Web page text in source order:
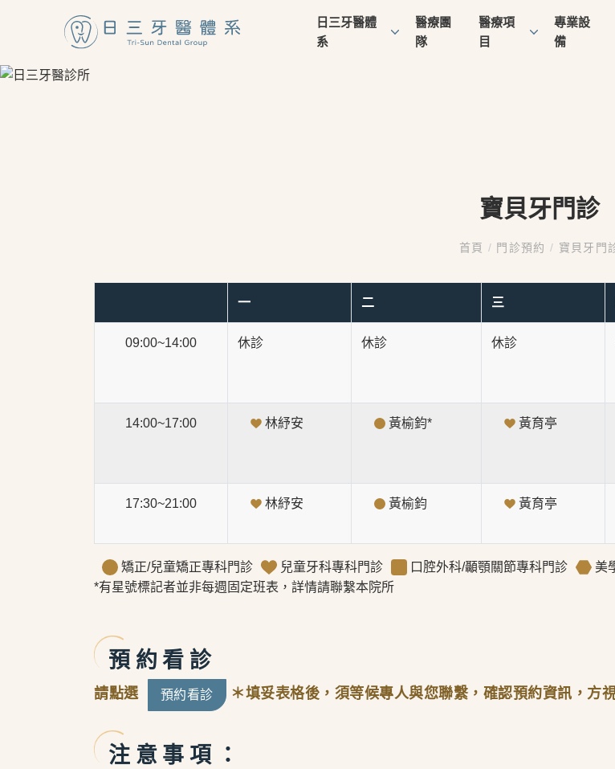
日三牙醫體
系
醫療團
隊
醫療項
目
專業設
備
寶貝牙門診
首頁 / 門診預約/ 寶貝牙門
一 二 三
09:00~14:00 休診 休診 休診
14:00~17:00 林紓安 黃榆鈞* 黃育亭
17:30~21:00 林紓安 黃榆鈞 黃育亭
矯正/兒童矯正專科門診 兒童牙科專科門診 口腔外科/顳顎關節專科門診
美
*有星號標記者並非每週固定班表，詳情請聯繫本院所
預約看診
請點選 預約看診 ＊填妥表格後，須等候專人與您聯繫，確認預約資訊，方
注意事項：